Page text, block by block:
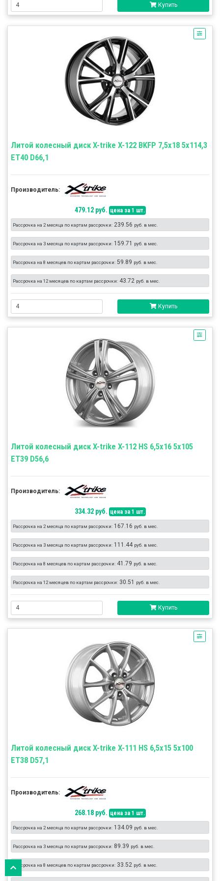
Купить
Литой колесный диск X-trike X-122 BKFP 7,5x18 5x114,3
ET40 D66,1
Производитель:
479.12 руб. цена за 1 шт.
Рассрочка на 2 месяца по картам рассрочки: 239.56 руб. в мес.
Рассрочка на 3 месяца по картам рассрочки: 159.71 руб. в мес.
Рассрочка на 8 месяцев по картам рассрочки: 59.89 руб. в мес.
Рассрочка на 12 месяцев по картам рассрочки: 43.72 руб. в мес.
Купить
Литой колесный диск X-trike X-112 HS 6,5x16 5x105
ET39 D56,6
Производитель:
334.32 руб. цена за 1 шт.
Рассрочка на 2 месяца по картам рассрочки: 167.16 руб. в мес.
Рассрочка на 3 месяца по картам рассрочки: 111.44 руб. в мес.
Рассрочка на 8 месяцев по картам рассрочки: 41.79 руб. в мес.
Рассрочка на 12 месяцев по картам рассрочки: 30.51 руб. в мес.
Купить
Литой колесный диск X-trike X-111 HS 6,5x15 5x100
ET38 D57,1
Производитель:
268.18 руб. цена за 1 шт.
Рассрочка на 2 месяца по картам рассрочки: 134.09 руб. в мес.
Рассрочка на 3 месяца по картам рассрочки: 89.39 руб. в мес.
Рассрочка на 8 месяцев по картам рассрочки: 33.52 руб. в мес.